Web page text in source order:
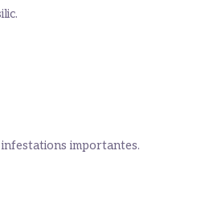
importantes.